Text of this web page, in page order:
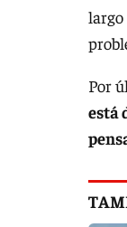
largo
Por
está